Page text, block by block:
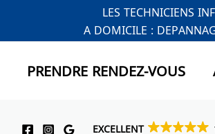
LES TECHNICIENS
A DOMICILE :
PRENDRE RENDEZ-VOUS
EXCELLENT